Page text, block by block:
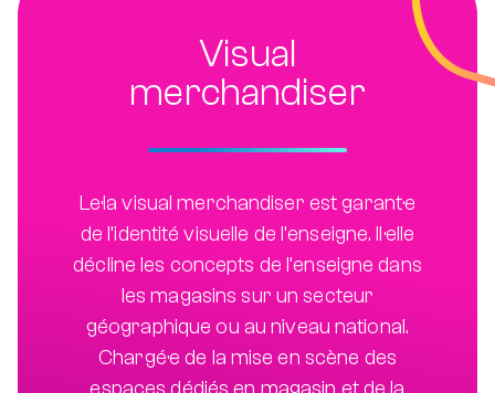
Visual
merchandiser
Le·la visual merchandiser est garant·e
de l’identité visuelle de l’enseigne. Il·elle
décline les concepts de l’enseigne dans
les magasins sur un secteur
géographique ou au niveau national.
Chargé·e de la mise en scène des
espaces dédiés en magasin et de la